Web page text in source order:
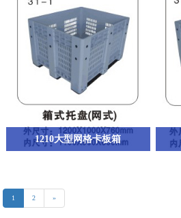
1210大型网格卡板箱
1 2 »